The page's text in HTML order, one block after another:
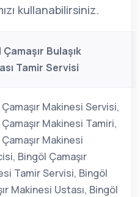
kullanabilirsiniz.
Bulaşık
Tamir Servisi
Makinesi Servisi,
Makinesi Tamiri,
Makinesi
Bingöl Çamaşır
Tamir Servisi, Bingöl
Makinesi Ustası, Bingöl